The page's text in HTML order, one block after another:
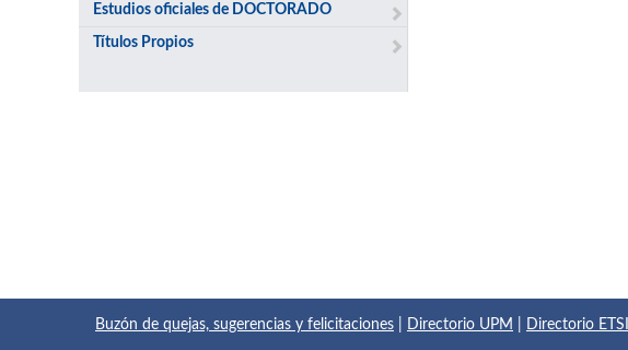
Estudios oficiales de DOCTORADO
Títulos Propios
Buzón de quejas, sugerencias y felicitaciones Directorio UPM Directorio